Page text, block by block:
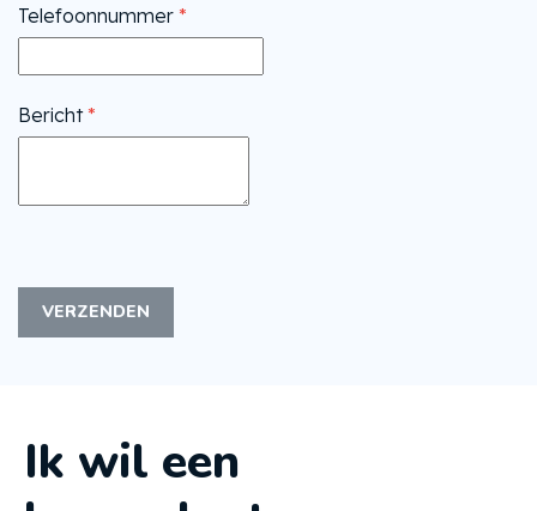
Telefoonnummer *
Bericht *
VERZENDEN
Ik wil een